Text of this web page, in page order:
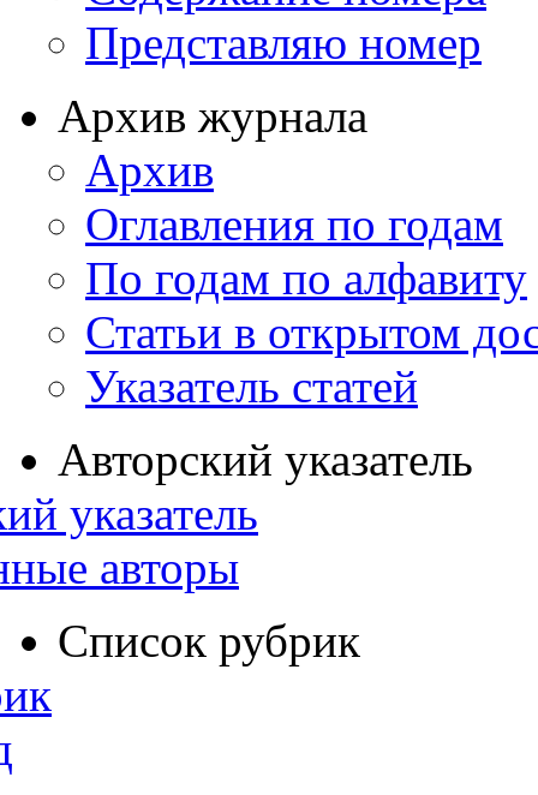
Представляю номер
Архив журнала
Архив
Оглавления по годам
По годам по алфавиту
Статьи в открытом
Указатель статей
Авторский указатель
указатель
авторы
Список рубрик